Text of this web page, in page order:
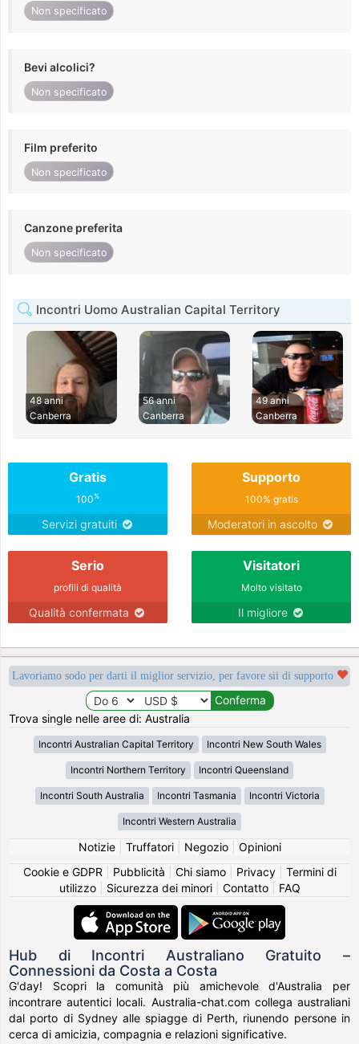
Non specificato
Bevi alcolici?
Non specificato
Film preferito
Non specificato
Canzone preferita
Non specificato
Incontri Uomo Australian Capital Territory
48 anni
Canberra
56 anni
Canberra
49 anni
Canberra
Gratis
100%
Servizi gratuiti
Supporto
100% gratis
Moderatori in ascolto
Serio
profili di qualità
Qualità confermata
Visitatori
Molto visitato
Il migliore
Lavoriamo sodo per darti il miglior servizio, per favore sii di supporto
Trova single nelle aree di: Australia
Incontri Australian Capital Territory Incontri New South Wales
Incontri Northern Territory Incontri Queensland
Incontri South Australia Incontri Tasmania Incontri Victoria
Incontri Western Australia
Notizie| Truffatori| Negozio| Opinioni
Cookie e GDPR
Pubblicità Chi siamo| Privacy| Termini di
utilizzo| Sicurezza dei minori| Contatto| FAQ
Hub di Incontri Australiano Gratuito –
Connessioni da Costa a Costa
G'day! Scopri la comunità più amichevole d'Australia per
incontrare autentici locali. Australia-chat.com collega australiani
dal porto di Sydney alle spiagge di Perth, riunendo persone in
cerca di amicizia, compagnia e relazioni significative.